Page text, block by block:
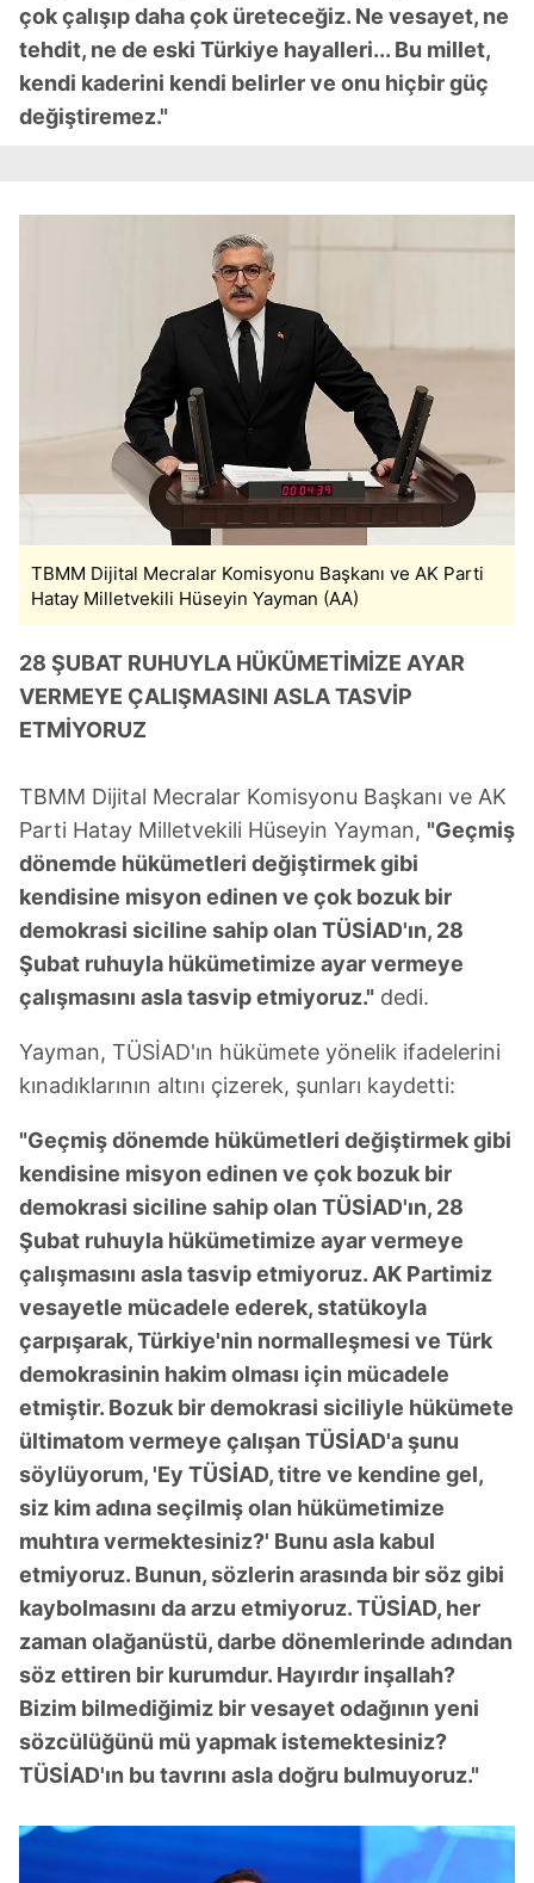
çok çalışıp daha çok üreteceğiz. Ne vesayet, ne
tehdit, ne de eski Türkiye hayalleri... Bu millet,
kendi kaderini kendi belirler ve onu hiçbir güç
değiştiremez."
TBMM Dijital Mecralar Komisyonu Başkanı ve AK Parti
Hatay Milletvekili Hüseyin Yayman (AA)
28 ŞUBAT RUHUYLA HÜKÜMETİMİZE AYAR
VERMEYE ÇALIŞMASINI ASLA TASVİP
ETMİYORUZ
TBMM Dijital Mecralar Komisyonu Başkanı ve AK
Parti Hatay Milletvekili Hüseyin Yayman, "Geçmiş
dönemde hükümetleri değiştirmek gibi
kendisine misyon edinen ve çok bozuk bir
demokrasi siciline sahip olan TÜSİAD'ın, 28
Şubat ruhuyla hükümetimize ayar vermeye
çalışmasını asla tasvip etmiyoruz." dedi.
Yayman, TÜSİAD'ın hükümete yönelik ifadelerini
kınadıklarının altını çizerek, şunları kaydetti:
"Geçmiş dönemde hükümetleri değiştirmek gibi
kendisine misyon edinen ve çok bozuk bir
demokrasi siciline sahip olan TÜSİAD'ın, 28
Şubat ruhuyla hükümetimize ayar vermeye
çalışmasını asla tasvip etmiyoruz. AK Partimiz
vesayetle mücadele ederek, statükoyla
çarpışarak, Türkiye'nin normalleşmesi ve Türk
demokrasinin hakim olması için mücadele
etmiştir. Bozuk bir demokrasi siciliyle hükümete
ültimatom vermeye çalışan TÜSİAD'a şunu
söylüyorum, 'Ey TÜSİAD, titre ve kendine gel,
siz kim adına seçilmiş olan hükümetimize
muhtıra vermektesiniz?' Bunu asla kabul
etmiyoruz. Bunun, sözlerin arasında bir söz gibi
kaybolmasını da arzu etmiyoruz. TÜSİAD, her
zaman olağanüstü, darbe dönemlerinde adından
söz ettiren bir kurumdur. Hayırdır inşallah?
Bizim bilmediğimiz bir vesayet odağının yeni
sözcülüğünü mü yapmak istemektesiniz?
TÜSİAD'ın bu tavrını asla doğru bulmuyoruz."